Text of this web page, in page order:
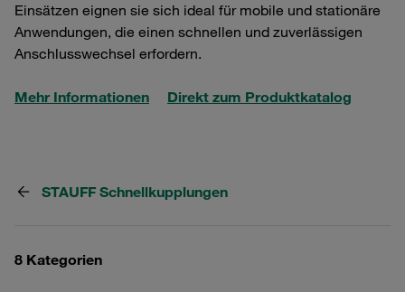
Einsätzen eignen sie sich ideal für mobile und stationäre
Anwendungen, die einen schnellen und zuverlässigen
Anschlusswechsel erfordern.
Mehr Informationen Direkt zum Produktkatalog
STAUFF Schnellkupplungen
8 Kategorien